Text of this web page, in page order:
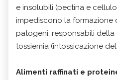
e insolubili (pectina e
impediscono la formazione
patogeni, responsabili della
tossiemia (intossicazione
Alimenti raffinati e